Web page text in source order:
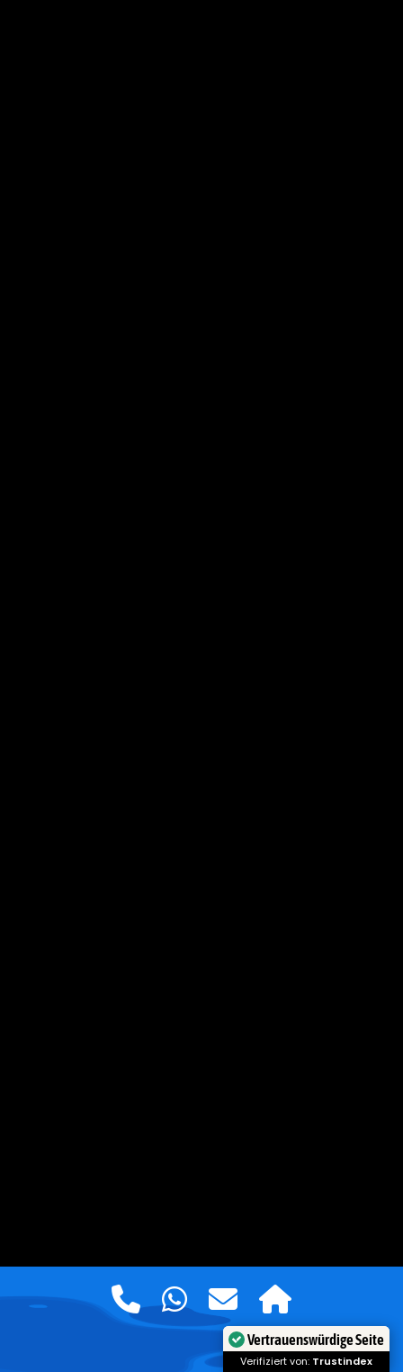
Vertrauenswürdige Seite
Verifiziert von: Trustindex